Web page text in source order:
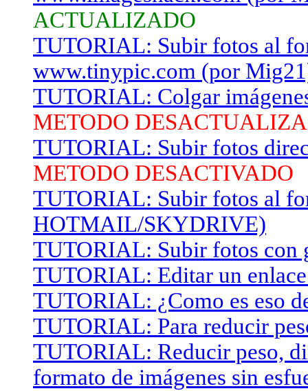
ACTUALIZADO
TUTORIAL: Subir fotos al
www.tinypic.com (por
TUTORIAL: Colgar
METODO
TUTORIAL: Subir fotos
METODO DESACTIVADO
TUTORIAL: Subir fotos al
HOTMAIL/SKYDRIVE)
TUTORIAL: Subir fotos con
TUTORIAL: Editar un
TUTORIAL: ¿Como es eso
TUTORIAL: Para reducir
TUTORIAL: Reducir peso,
formato de imágenes sin